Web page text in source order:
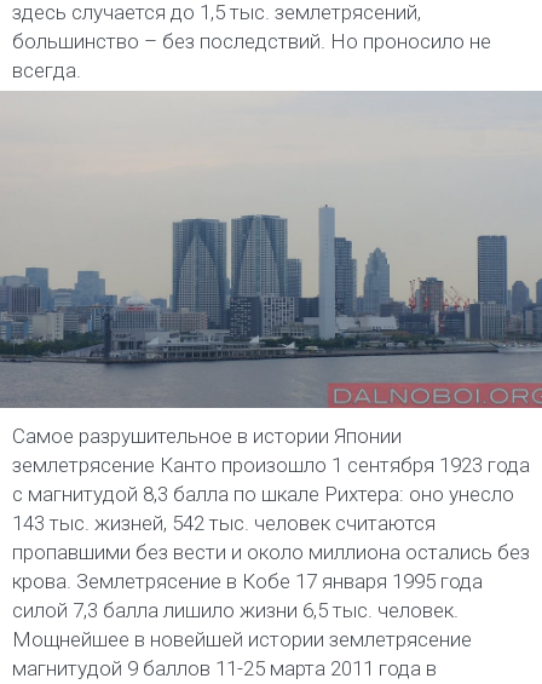
здесь случается до 1,5 тыс. землетрясений,
большинство – без последствий. Но проносило не
всегда.
Самое разрушительное в истории Японии
землетрясение Канто произошло 1 сентября 1923 года
с магнитудой 8,3 балла по шкале Рихтера: оно унесло
143 тыс. жизней, 542 тыс. человек считаются
пропавшими без вести и около миллиона остались без
крова. Землетрясение в Кобе 17 января 1995 года
силой 7,3 балла лишило жизни 6,5 тыс. человек.
Мощнейшее в новейшей истории землетрясение
магнитудой 9 баллов 11-25 марта 2011 года в